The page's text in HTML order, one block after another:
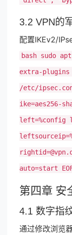
3.2 VPN的
配置IKEv2/
bash sudo
extra-plugins
/etc/
ike=aes256-
left=%config
auto=start
第四章 安
4.1 数字指
通过修改浏览